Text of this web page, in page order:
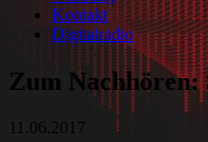
Kontakt
Digitalradio
Zum
11.06.2017